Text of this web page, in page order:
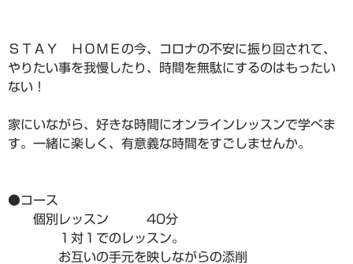
ＳＴＡＹ ＨＯＭＥの今、コロナの不安に振り回されて、
やりたい事を我慢したり、時間を無駄にするのはもったい
ない！
家にいながら、好きな時間にオンラインレッスンで学べま
す。一緒に楽しく、有意義な時間をすごしませんか。
●コース
個別レッスン 40分
１対１でのレッスン。
お互いの手元を映しながらの添削